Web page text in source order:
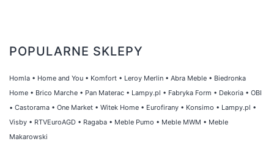
POPULARNE SKLEPY
Homla • Home and You • Komfort • Leroy Merlin • Abra Meble • Biedronka
Home • Brico Marche • Pan Materac • Lampy.pl • Fabryka Form • Dekoria • OBI
• Castorama • One Market • Witek Home • Eurofirany • Konsimo • Lampy.pl •
Visby • RTVEuroAGD • Ragaba • Meble Pumo • Meble MWM • Meble
Makarowski